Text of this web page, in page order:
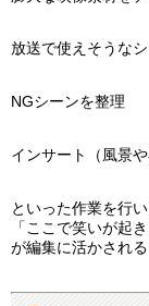
放送で使えそうな
NGシーンを整理
インサート（風景
といった作業を行い
「ここで笑いが起
が編集に活かされ